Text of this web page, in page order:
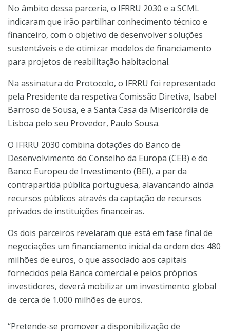
No âmbito dessa parceria, o IFRRU 2030 e a SCML
indicaram que irão partilhar conhecimento técnico e
financeiro, com o objetivo de desenvolver soluções
sustentáveis e de otimizar modelos de financiamento
para projetos de reabilitação habitacional.
Na assinatura do Protocolo, o IFRRU foi representado
pela Presidente da respetiva Comissão Diretiva, Isabel
Barroso de Sousa, e a Santa Casa da Misericórdia de
Lisboa pelo seu Provedor, Paulo Sousa.
O IFRRU 2030 combina dotações do Banco de
Desenvolvimento do Conselho da Europa (CEB) e do
Banco Europeu de Investimento (BEI), a par da
contrapartida pública portuguesa, alavancando ainda
recursos públicos através da captação de recursos
privados de instituições financeiras.
Os dois parceiros revelaram que está em fase final de
negociações um financiamento inicial da ordem dos 480
milhões de euros, o que associado aos capitais
fornecidos pela Banca comercial e pelos próprios
investidores, deverá mobilizar um investimento global
de cerca de 1.000 milhões de euros.
“Pretende-se promover a disponibilização de